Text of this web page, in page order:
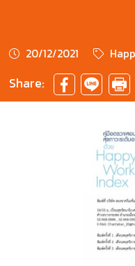
20/12/2021
Share: